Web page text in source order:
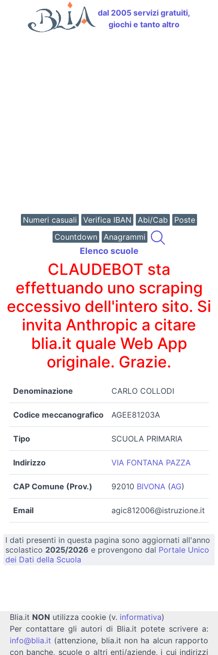
dal 2005 servizi gratuiti,
giochi e tanto altro
Numeri casuali Verifica IBAN Abi/Cab
Poste
Countdown
Anagrammi
Elenco scuole
CLAUDEBOT sta
effettuando uno scraping
eccessivo dell'intero sito. Si
invita Anthropic a citare
blia.it quale Web App
originale. Grazie.
Denominazione CARLO COLLODI
Codice meccanografico AGEE81203A
Tipo SCUOLA PRIMARIA
Indirizzo VIA FONTANA PAZZA
CAP Comune (Prov.) 92010 BIVONA (AG)
Email agic812006@istruzione.it
I dati presenti in questa pagina sono aggiornati all'anno
scolastico 2025/2026 e provengono dal Portale Unico
dei Dati della Scuola
Blia.it NON utilizza cookie (v. informativa)
Per contattare gli autori di Blia.it potete scrivere a:
info@blia.it (attenzione, blia.it non ha alcun rapporto
con banche, scuole o altri enti/aziende, i cui indirizzi